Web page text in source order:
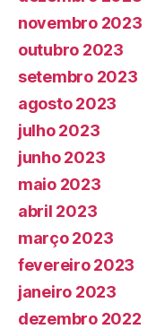
novembro 2023
outubro 2023
setembro 2023
agosto 2023
julho 2023
junho 2023
maio 2023
abril 2023
março 2023
fevereiro 2023
janeiro 2023
dezembro 2022